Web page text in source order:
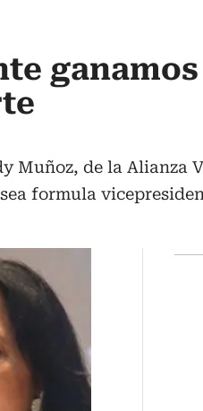
Muñoz, de la Alianza
formula